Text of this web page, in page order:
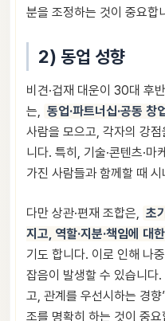
분을 조정하는 것이 중요합
2) 동업 성향
비견·겁재 대운이 30대 후
는, 동업·파트너십·공동 창
사람을 모으고, 각자의 강
니다. 특히, 기술·콘텐츠·마
가진 사람들과 함께할 때
다만 상관·편재 조합은, 초
지고, 역할·지분·책임에 대
기도 합니다. 이로 인해 나
잡음이 발생할 수 있습니다
고, 관계를 우선시하는 경
조를 명확히 하는 것이 중요